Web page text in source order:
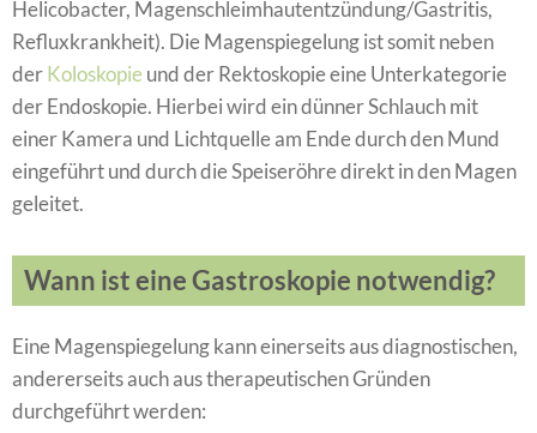
Helicobacter, Magenschleimhautentzündung/Gastritis,
Refluxkrankheit). Die Magenspiegelung ist somit neben
derKoloskopie und der Rektoskopie eine Unterkategorie
der Endoskopie. Hierbei wird ein dünner Schlauch mit
einer Kamera und Lichtquelle am Ende durch den Mund
eingeführt und durch die Speiseröhre direkt in den Magen
geleitet.
Wann ist eine Gastroskopie notwendig?
Eine Magenspiegelung kann einerseits aus diagnostischen,
andererseits auch aus therapeutischen Gründen
durchgeführt werden: